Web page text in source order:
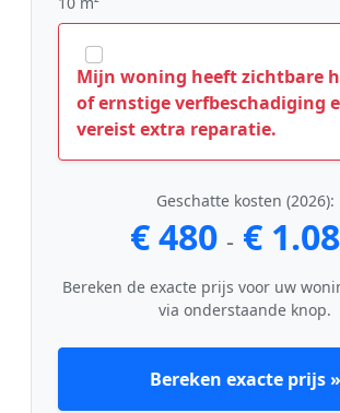
Mijn woning heeft zichtbare
of ernstige verfbeschadiging
vereist extra reparatie.
Geschatte kosten (2026):
€ 480 - €
Bereken de exacte prijs voor uw
via onderstaande knop.
Bereken exacte prijs »